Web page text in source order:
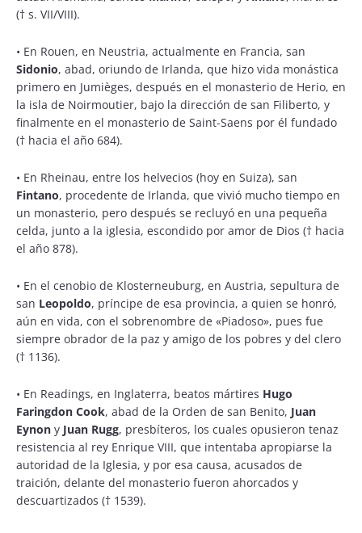
(† s. VII/VIII).
• En Rouen, en Neustria, actualmente en Francia, san
Sidonio, abad, oriundo de Irlanda, que hizo vida monástica
primero en Jumièges, después en el monasterio de Herio, en
la isla de Noirmoutier, bajo la dirección de san Filiberto, y
finalmente en el monasterio de Saint-Saens por él fundado
(† hacia el año 684).
• En Rheinau, entre los helvecios (hoy en Suiza), san
Fintano, procedente de Irlanda, que vivió mucho tiempo en
un monasterio, pero después se recluyó en una pequeña
celda, junto a la iglesia, escondido por amor de Dios († hacia
el año 878).
• En el cenobio de Klosterneuburg, en Austria, sepultura de
san Leopoldo, príncipe de esa provincia, a quien se honró,
aún en vida, con el sobrenombre de «Piadoso», pues fue
siempre obrador de la paz y amigo de los pobres y del clero
(† 1136).
• En Readings, en Inglaterra, beatos mártires Hugo
Faringdon Cook, abad de la Orden de san Benito, Juan
Eynon y Juan Rugg, presbíteros, los cuales opusieron tenaz
resistencia al rey Enrique VIII, que intentaba apropiarse la
autoridad de la Iglesia, y por esa causa, acusados de
traición, delante del monasterio fueron ahorcados y
descuartizados († 1539).